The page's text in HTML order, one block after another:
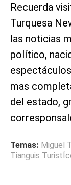
Recuerda
Turquesa
las noticias
político,
mas
del estado,
Temas: Miguel
Tianguis